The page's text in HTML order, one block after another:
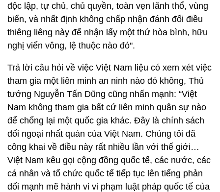
độc lập, tự chủ, chủ quyền, toàn vẹn lãnh thổ, vùng
biển, và nhất định không chấp nhận đánh đổi điều
thiêng liêng này để nhận lấy một thứ hòa bình, hữu
nghị viển vông, lệ thuộc nào đó".
Trả lời câu hỏi về việc Việt Nam liệu có xem xét việc
tham gia một liên minh an ninh nào đó không, Thủ
tướng Nguyễn Tấn Dũng cũng nhấn mạnh: “Việt
Nam không tham gia bất cứ liên minh quân sự nào
để chống lại một quốc gia khác. Đây là chính sách
đối ngoại nhất quán của Việt Nam. Chúng tôi đã
công khai về điều này rất nhiều lần với thế giới…
Việt Nam kêu gọi cộng đồng quốc tế, các nước, các
cá nhân và tổ chức quốc tế tiếp tục lên tiếng phản
đối mạnh mẽ hành vi vi phạm luật pháp quốc tế của